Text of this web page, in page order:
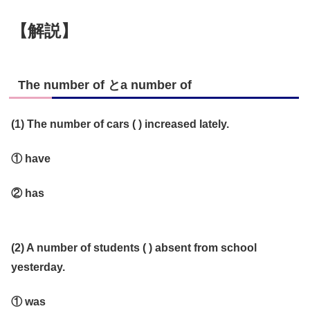
【解説】
The number of とa number of
(1) The number of cars ( ) increased lately.
① have
② has
(2) A number of students ( ) absent from school
yesterday.
① was